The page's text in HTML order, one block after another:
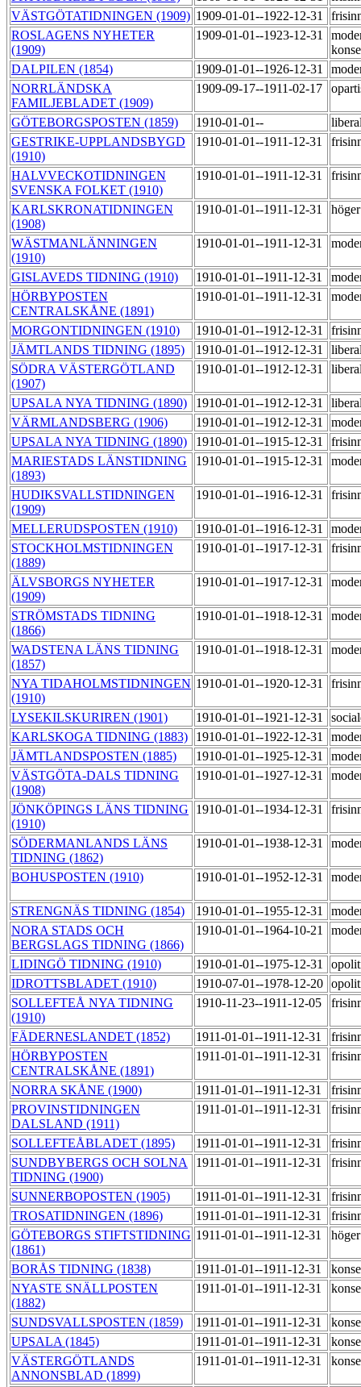
VÄSTGÖTATIDNINGEN (1909) 1909-01-01--1922-12-31
ROSLAGENS NYHETER
(1909)
1909-01-01--1923-12-31
DALPILEN (1854)
1909-01-01--1926-12-31
NORRLÄNDSKA
FAMILJEBLADET (1909)
1909-09-17--1911-02-17
GÖTEBORGSPOSTEN (1859) 1910-01-01--
GESTRIKE-UPPLANDSBYGD
(1910)
1910-01-01--1911-12-31
HALVVECKOTIDNINGEN
SVENSKA FOLKET (1910)
1910-01-01--1911-12-31
KARLSKRONATIDNINGEN
(1908)
1910-01-01--1911-12-31
WÄSTMANLÄNNINGEN
(1910)
1910-01-01--1911-12-31
GISLAVEDS TIDNING (1910) 1910-01-01--1911-12-31
HÖRBYPOSTEN
CENTRALSKÅNE (1891)
1910-01-01--1911-12-31
MORGONTIDNINGEN (1910) 1910-01-01--1912-12-31
JÄMTLANDS TIDNING (1895)
1910-01-01--1912-12-31
SÖDRA VÄSTERGÖTLAND
(1907)
1910-01-01--1912-12-31
UPSALA NYA TIDNING (1890) 1910-01-01--1912-12-31
VÄRMLANDSBERG (1906)
1910-01-01--1912-12-31
UPSALA NYA TIDNING (1890)
1910-01-01--1915-12-31
MARIESTADS LÄNSTIDNING
(1893)
1910-01-01--1915-12-31
HUDIKSVALLSTIDNINGEN
(1909)
1910-01-01--1916-12-31
MELLERUDSPOSTEN (1910) 1910-01-01--1916-12-31
STOCKHOLMSTIDNINGEN
(1889)
1910-01-01--1917-12-31
ÄLVSBORGS NYHETER
(1909)
1910-01-01--1917-12-31
STRÖMSTADS TIDNING
(1866)
1910-01-01--1918-12-31
WADSTENA LÄNS TIDNING
(1857)
1910-01-01--1918-12-31
NYA TIDAHOLMSTIDNINGEN
(1910)
1910-01-01--1920-12-31
LYSEKILSKURIREN (1901) 1910-01-01--1921-12-31
KARLSKOGA TIDNING (1883)
1910-01-01--1922-12-31
JÄMTLANDSPOSTEN (1885)
1910-01-01--1925-12-31
VÄSTGÖTA-DALS TIDNING
(1908)
1910-01-01--1927-12-31
JÖNKÖPINGS LÄNS TIDNING
(1910)
1910-01-01--1934-12-31
SÖDERMANLANDS LÄNS
TIDNING (1862)
1910-01-01--1938-12-31
BOHUSPOSTEN (1910) 1910-01-01--1952-12-31
STRENGNÄS TIDNING (1854) 1910-01-01--1955-12-31
NORA STADS OCH
BERGSLAGS TIDNING (1866)
1910-01-01--1964-10-21
LIDINGÖ TIDNING (1910) 1910-01-01--1975-12-31
IDROTTSBLADET (1910)
1910-07-01--1978-12-20
SOLLEFTEÅ NYA TIDNING
(1910)
1910-11-23--1911-12-05
FÄDERNESLANDET (1852) 1911-01-01--1911-12-31
HÖRBYPOSTEN
CENTRALSKÅNE (1891)
1911-01-01--1911-12-31
NORRA SKÅNE (1900) 1911-01-01--1911-12-31
PROVINSTIDNINGEN
DALSLAND (1911)
1911-01-01--1911-12-31
SOLLEFTEÅBLADET (1895) 1911-01-01--1911-12-31
SUNDBYBERGS OCH SOLNA
TIDNING (1900)
1911-01-01--1911-12-31
SUNNERBOPOSTEN (1905) 1911-01-01--1911-12-31
TROSATIDNINGEN (1896)
1911-01-01--1911-12-31
GÖTEBORGS STIFTSTIDNING
(1861)
1911-01-01--1911-12-31
BORÅS TIDNING (1838) 1911-01-01--1911-12-31
NYASTE SNÄLLPOSTEN
(1882)
1911-01-01--1911-12-31
SUNDSVALLSPOSTEN (1859) 1911-01-01--1911-12-31
UPSALA (1845)
1911-01-01--1911-12-31
VÄSTERGÖTLANDS
ANNONSBLAD (1899)
1911-01-01--1911-12-31